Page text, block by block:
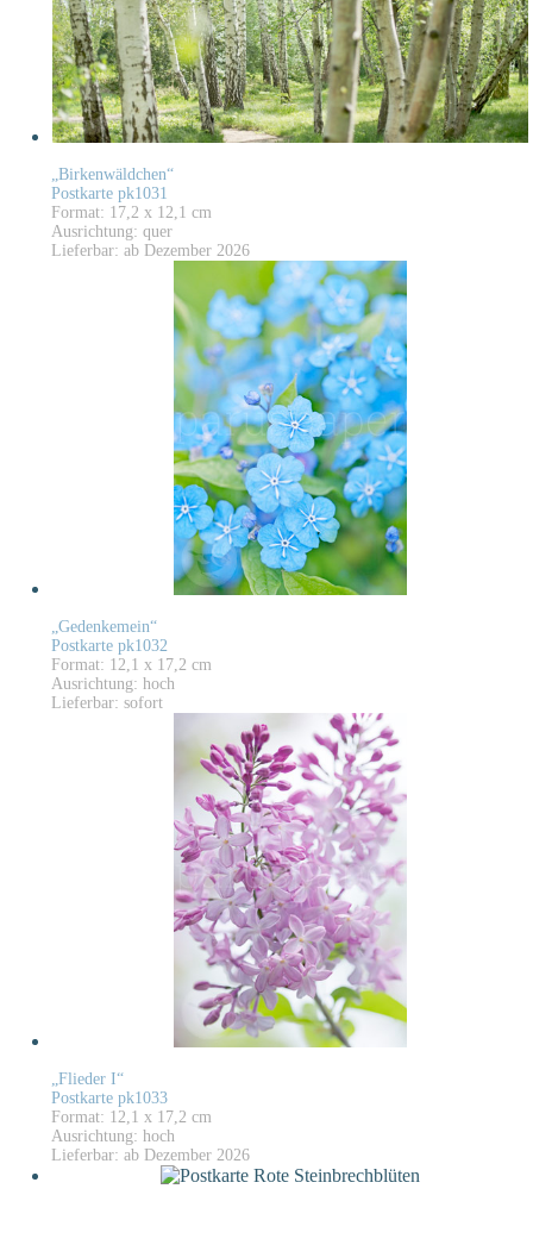
„Birkenwäldchen“
Postkarte pk1031
Format: 17,2 x 12,1 cm
Ausrichtung: quer
Lieferbar: ab Dezember 2026
„Gedenkemein“
Postkarte pk1032
Format: 12,1 x 17,2 cm
Ausrichtung: hoch
Lieferbar: sofort
„Flieder I“
Postkarte pk1033
Format: 12,1 x 17,2 cm
Ausrichtung: hoch
Lieferbar: ab Dezember 2026